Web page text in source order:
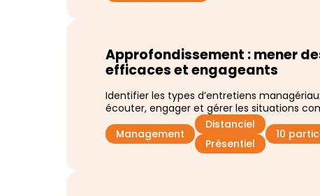
Approfondissement : mener
efficaces et engageants
Identifier les types d’entretiens
écouter, engager et gérer les situations
Management
Distanciel
Présentiel
10